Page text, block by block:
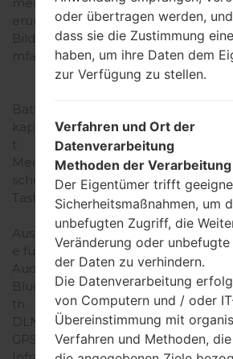
merweit
erung
Bildschir
mfarben
Batterie und
Batterie und
Batterie
kapazitä
t
Mechani
sche
Tastatur
Interfaces
Interfaces
Ausgab
e für
Audio
Bluetoo
th
DLNA
GPS
oder übertragen werden,
dass sie die Zustimmung
haben, um ihre Daten dem
zur Verfügung zu stellen.
Verfahren und Ort der
Datenverarbeitung
Methoden der Verarbeitung
Der Eigentümer trifft
Sicherheitsmaßnahmen, um
unbefugten Zugriff, die
Veränderung oder
der Daten zu verhindern.
Die Datenverarbeitung
von Computern und / oder
Übereinstimmung mit
Verfahren und Methoden,